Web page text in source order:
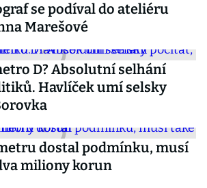
se podíval do ateliéru
Marešové
D? Absolutní selhání
Havlíček umí selsky
dostal podmínku, musí
miliony korun